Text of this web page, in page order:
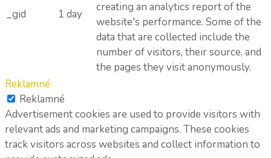
_gid 1 day
creating an analytics report of the
website's performance. Some of the
data that are collected include the
number of visitors, their source, and
the pages they visit anonymously.
Reklamné
Reklamné
Advertisement cookies are used to provide visitors with
relevant ads and marketing campaigns. These cookies
track visitors across websites and collect information to